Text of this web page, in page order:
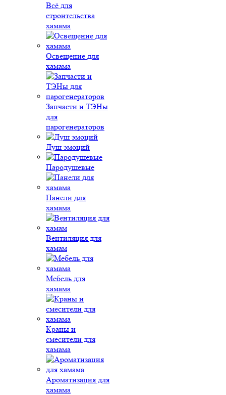
Всё для
строительства
хамама
Освещение для
хамама
Запчасти и ТЭНы
для
парогенераторов
Душ эмоций
Пародушевые
Панели для
хамама
Вентиляция для
хамам
Мебель для
хамама
Краны и
смесители для
хамама
Ароматизация для
хамама